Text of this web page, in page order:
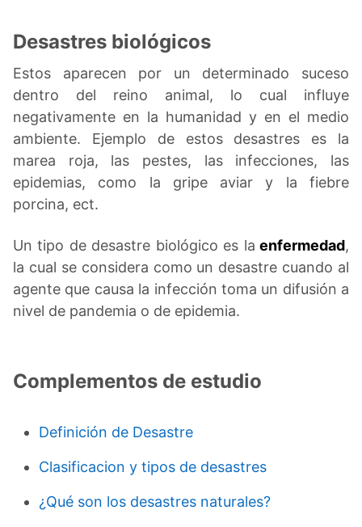
Desastres biológicos
Estos aparecen por un determinado suceso
dentro del reino animal, lo cual influye
negativamente en la humanidad y en el medio
ambiente. Ejemplo de estos desastres es la
marea roja, las pestes, las infecciones, las
epidemias, como la gripe aviar y la fiebre
porcina, ect.
Un tipo de desastre biológico es la enfermedad,
la cual se considera como un desastre cuando al
agente que causa la infección toma un difusión a
nivel de pandemia o de epidemia.
Complementos de estudio
Definición de Desastre
Clasificacion y tipos de desastres
¿Qué son los desastres naturales?